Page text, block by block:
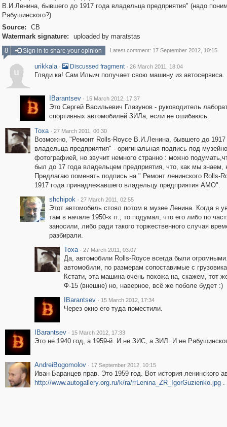
В.И.Ленина, бывшего до 1917 года владельца предприятия" (надо
Рябушинского?)
Source:
СВ
Watermark signature:
uploaded by maratstas
8
Sign in to share your opinion Latest comment: 17 September 2012, 10:15
u
urikkala · Discussed fragment · 26 March 2011, 18:04
Гляди ка! Сам Ильич получает свою машину из автосервиса.
IBarantsev · 15 March 2012, 17:37
Это Сергей Васильевич Глазунов - руководитель
спортивных автомобилей ЗИЛа, если не ошибаюсь.
Toxa · 27 March 2011, 00:30
Возможно, "Ремонт Rolls-Royce В.И.Ленина, бывшего до 1917
владельца предприятия" - оригинальная подпись под
фотографией, но звучит немного странно : можно
был до 17 года владельцем предприятия, что, как мы знаем,
Предлагаю поменять подпись на " Ремонт ленинского Rolls-
1917 года принадлежавшего владельцу предприятия АМО".
shchipok · 27 March 2011, 02:55
Этот автомобиль стоял потом в музее Ленина. Когда я
там в начале 1950-х гг., то подумал, что его либо по
заносили, либо ради такого торжественного случая
разбирали.
Toxa · 27 March 2011, 03:07
Да, автомобили Rolls-Royce всегда были
автомобили, по размерам сопоставимые с
Кстати, эта машина очень похожа на, скажем, тот
Ф-15 (внешне) но, наверное, всё же поболе будет :)
IBarantsev · 15 March 2012, 17:34
Через окно его туда поместили.
IBarantsev · 15 March 2012, 17:33
Это не 1940 год, а 1959-й. И не ЗИС, а ЗИЛ. И не
AndreiBogomolov · 17 September 2012, 10:15
Иван Баранцев прав. Это 1959 год. Вот история ленинского
http://www.autogallery.org.ru/k/ra/rrLenina_ZR_IgorGuzienko.jpg.